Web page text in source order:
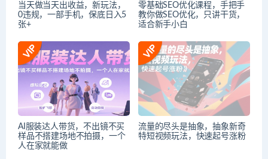
当天做当天出收益，新玩法，
0违规，一部手机，保底日入5
张+
零基础SEO优化课程，手把手
教你做SEO优化，只讲干货，
适合新手小白
AI服装达人带货，不出镜不买
样品不搭建场地不拍摄，一个
人在家就能做
流量的尽头是抽象，抽象新奇
特短视频玩法，快速起号涨粉